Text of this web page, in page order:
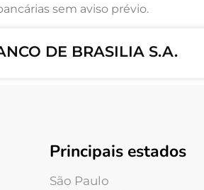
sem aviso prévio.
DE BRASILIA S.A.
Principais estados
São Paulo